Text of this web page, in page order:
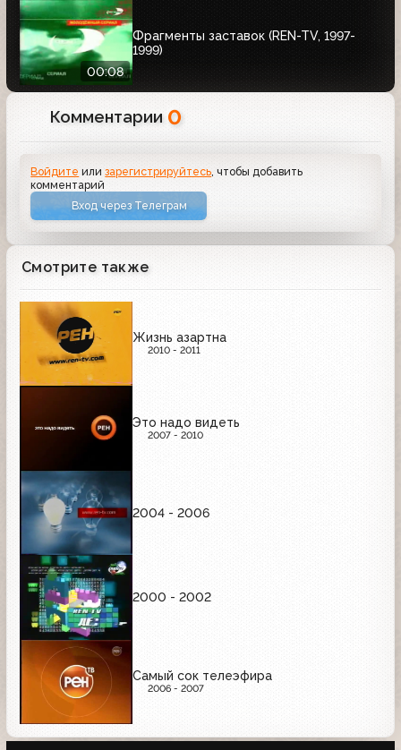
00:08
Фрагменты заставок (REN-TV, 1997-
1999)
Комментарии 0
Войдите илизарегистрируйтесь, чтобы добавить
комментарий
Вход через Телеграм
Смотрите также
Жизнь азартна
2010 - 2011
Это надо видеть
2007 - 2010
2004 - 2006
2000 - 2002
Самый сок телеэфира
2006 - 2007